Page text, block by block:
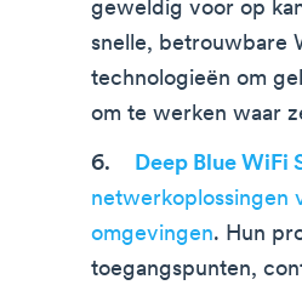
geweldig voor op
snelle, betrouwbare
technologieën om
om te werken waar
Deep Blue WiFi
netwerkoplossingen
omgevingen. Hun
toegangspunten,